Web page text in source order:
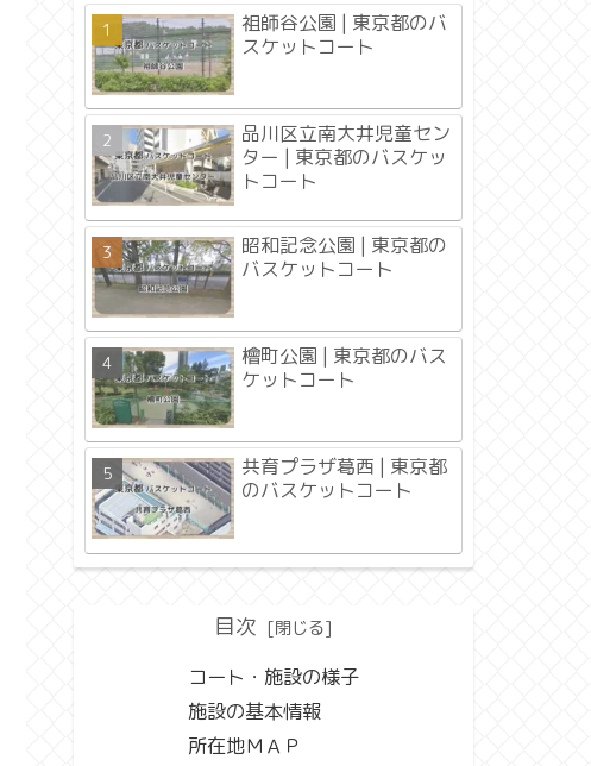
祖師谷公園 | 東京都のバ
スケットコート
品川区立南大井児童セン
ター | 東京都のバスケッ
トコート
昭和記念公園 | 東京都の
バスケットコート
檜町公園 | 東京都のバス
ケットコート
共育プラザ葛西 | 東京都
のバスケットコート
目次
コート・施設の様子
施設の基本情報
所在地ＭＡＰ